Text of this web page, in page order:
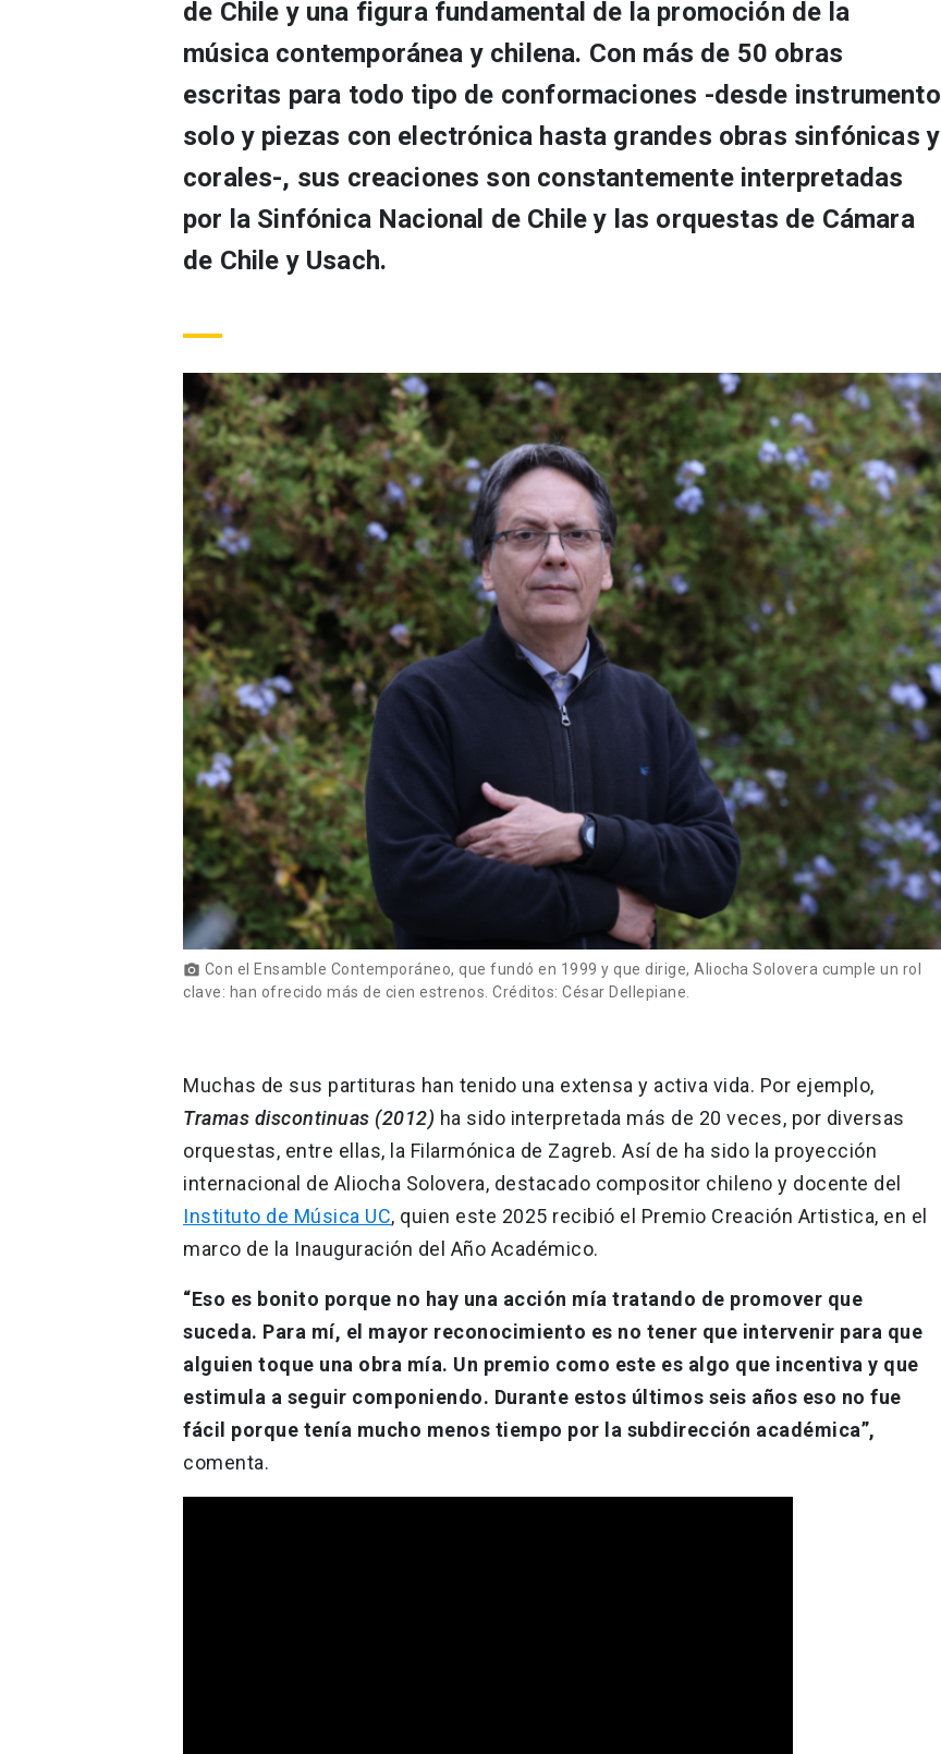
de Chile y una figura fundamental de la promoción de la
música contemporánea y chilena. Con más de 50 obras
escritas para todo tipo de conformaciones -desde instrumento
solo y piezas con electrónica hasta grandes obras sinfónicas y
corales-, sus creaciones son constantemente interpretadas
por la Sinfónica Nacional de Chile y las orquestas de Cámara
de Chile y Usach.
photo_camera Con el Ensamble Contemporáneo, que fundó en 1999 y que dirige, Aliocha Solovera cumple un rol
clave: han ofrecido más de cien estrenos. Créditos: César Dellepiane.
Muchas de sus partituras han tenido una extensa y activa vida. Por ejemplo,
Tramas discontinuas (2012) ha sido interpretada más de 20 veces, por diversas
orquestas, entre ellas, la Filarmónica de Zagreb. Así de ha sido la proyección
internacional de Aliocha Solovera, destacado compositor chileno y docente del
Instituto de Música UC, quien este 2025 recibió el Premio Creación Artistica, en el
marco de la Inauguración del Año Académico.
“Eso es bonito porque no hay una acción mía tratando de promover que
suceda. Para mí, el mayor reconocimiento es no tener que intervenir para que
alguien toque una obra mía. Un premio como este es algo que incentiva y que
estimula a seguir componiendo. Durante estos últimos seis años eso no fue
fácil porque tenía mucho menos tiempo por la subdirección académica”,
comenta.